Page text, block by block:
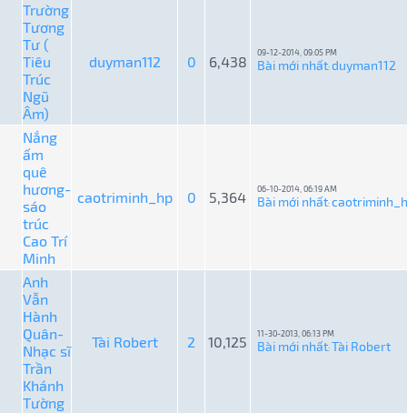
Trường
Tương
Tư (
Tiêu
Trúc
Ngũ
Âm)
duyman112 0 6,438
09-12-2014, 09:05 PM
Bài mới nhất:duyman112
Nắng
ấm
quê
hương-
sáo
trúc
Cao Trí
Minh
caotriminh_hp 0 5,364 06-10-2014, 06:19 AM
Bài mới nhất:
Anh
Vẫn
Hành
Quân-
Nhạc sĩ
Trần
Khánh
Tường
Tài Robert 2 10,125 11-30-2013, 06:13 PM
Bài mới nhất:Tài Robert